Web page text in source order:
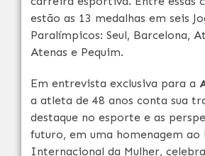
estão as 13 medalhas em seis
Paralímpicos: Seul, Barcelona,
Atenas e Pequim.
Em entrevista exclusiva para a
a atleta de 48 anos conta sua
destaque no esporte e as
futuro, em uma homenagem ao
Internacional da Mulher,